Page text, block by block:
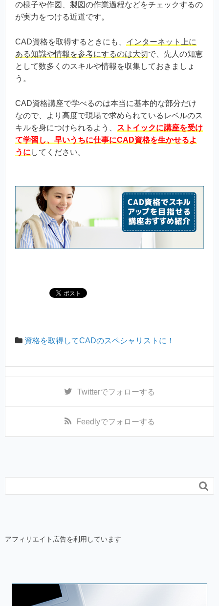
の様子や作図、製図の作業過程などをチェックするの
が実力をつける近道です。
CAD資格を取得するときにも、 インターネット上に
ある知識や情報を参考にするのは大切で、先人の知恵
として数多くのスキルや情報を収集しておきましょ
う。
CAD資格講座で学べるのは本当に基本的な部分だけ
なので、より高度で現場で求められているレベルのス
キルを身につけられるよう、
ストイックに講座を受け
て学習し、早いうちに仕事にCAD資格を生かせるよ
うに してください。
資格を取得してCADのスペシャリストに！
Twitterでフォローする
Feedlyでフォローする

アフィリエイト広告を利用しています